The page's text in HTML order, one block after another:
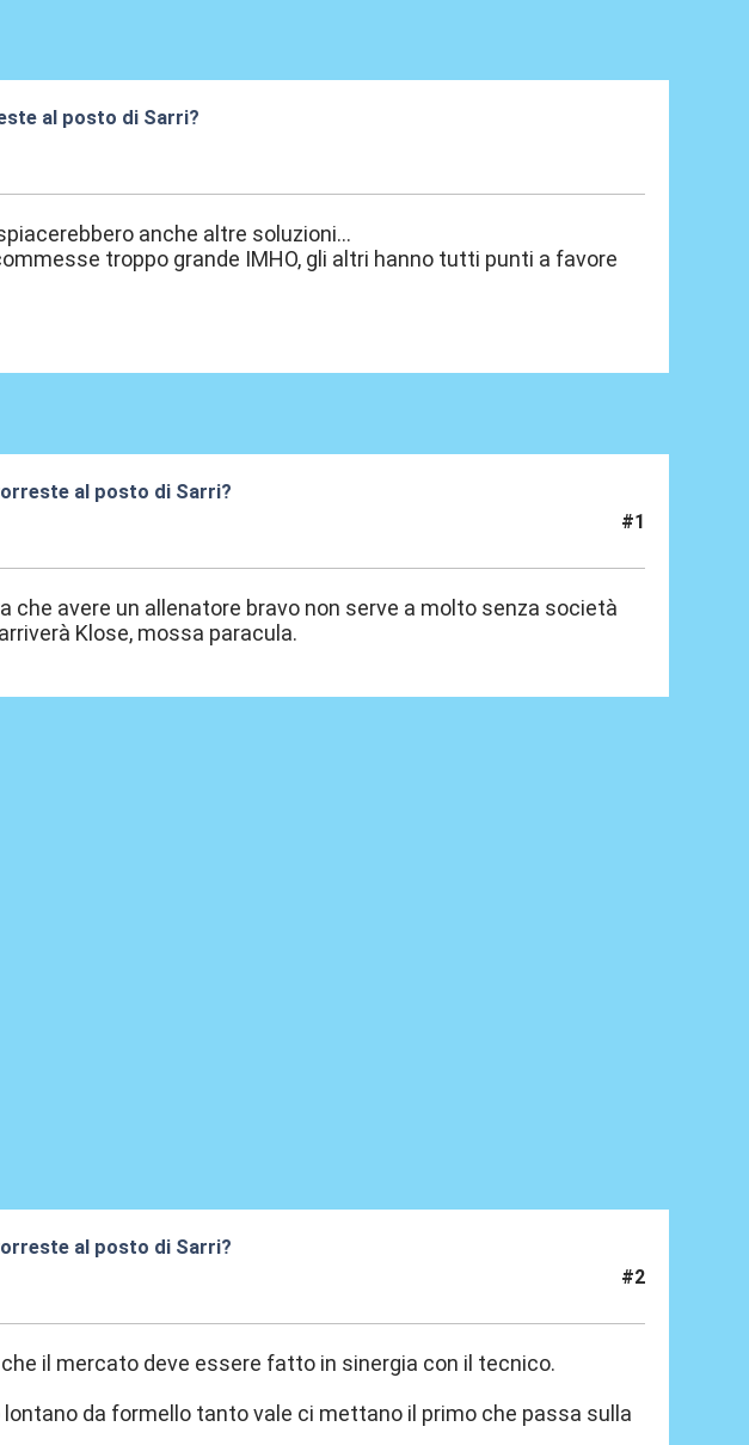
al posto di Sarri?
anche altre soluzioni...
troppo grande IMHO, gli altri hanno tutti punti a favore
al posto di Sarri?
#1
che avere un allenatore bravo non serve a molto senza società
Klose, mossa paracula.
al posto di Sarri?
#2
il mercato deve essere fatto in sinergia con il tecnico.
da formello tanto vale ci mettano il primo che passa sulla